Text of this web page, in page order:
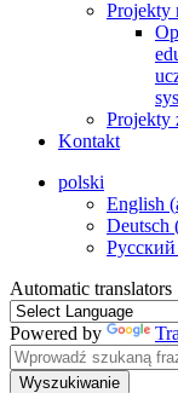
Projekty
Projekty
Kontakt
polski
English (
Deutsch
Русский
Automatic translators
Powered by
Wyszukiwanie